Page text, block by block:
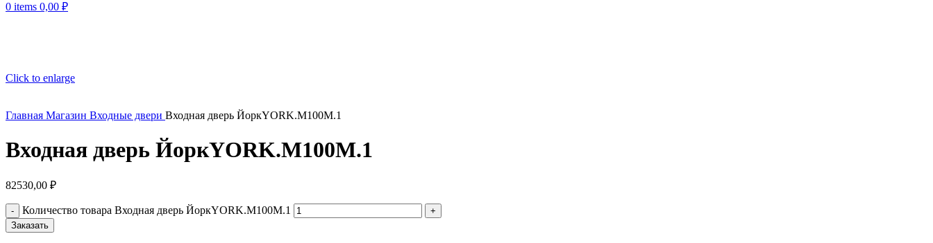
0 items 0,00 ₽
Click to enlarge
Главная Магазин Входные двери Входная дверь ЙоркYORK.M100M.1
Входная дверь ЙоркYORK.M100M.1
82530,00 ₽
Количество товара Входная дверь ЙоркYORK.M100M.1
Заказать